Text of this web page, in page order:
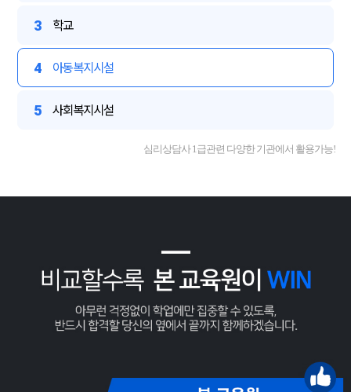
3 학교
4 아동복지시설
5 사회복지시설
심리상담사 1급관련 다양한 기관에서 활용가능!